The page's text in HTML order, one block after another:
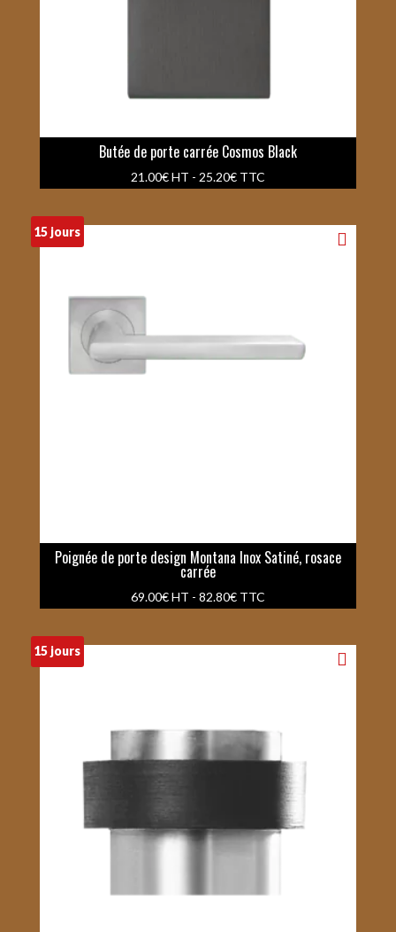
Butée de porte carrée Cosmos Black
21.00€HT - 25.20€TTC
15 jours
Poignée de porte design Montana Inox Satiné, rosace
carrée
69.00€HT - 82.80€TTC
15 jours